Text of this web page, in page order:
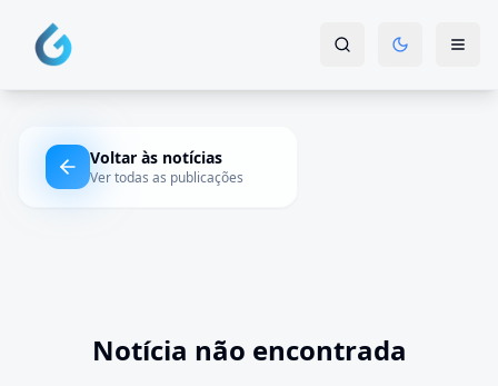
Voltar às notícias
Ver todas as publicações
Notícia não encontrada